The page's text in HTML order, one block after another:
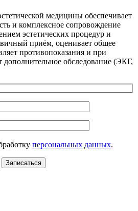
медицины обеспечивает
и комплексное сопровождение
эстетических процедур и
приём, оценивает общее
противопоказания и при
дополнительное обследование (ЭКГ,
персональных данных.